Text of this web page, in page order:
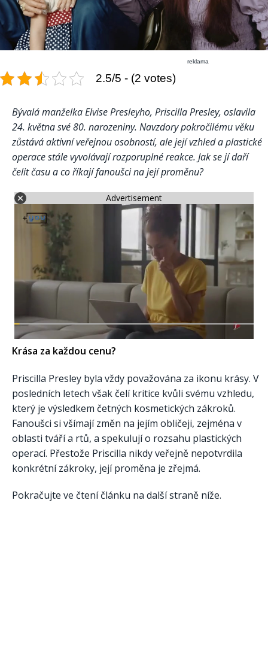
reklama
2.5/5 - (2 votes)
Bývalá manželka Elvise Presleyho, Priscilla Presley, oslavila
24. května své 80. narozeniny. Navzdory pokročilému věku
zůstává aktivní veřejnou osobností, ale její vzhled a plastické
operace stále vyvolávají rozporuplné reakce. Jak se jí daří
čelit času a co říkají fanoušci na její proměnu?
Advertisement
Krása za každou cenu?
Priscilla Presley byla vždy považována za ikonu krásy. V
posledních letech však čelí kritice kvůli svému vzhledu,
který je výsledkem četných kosmetických zákroků.
Fanoušci si všímají změn na jejím obličeji, zejména v
oblasti tváří a rtů, a spekulují o rozsahu plastických
operací. Přestože Priscilla nikdy veřejně nepotvrdila
konkrétní zákroky, její proměna je zřejmá.
Pokračujte ve čtení článku na další straně níže.